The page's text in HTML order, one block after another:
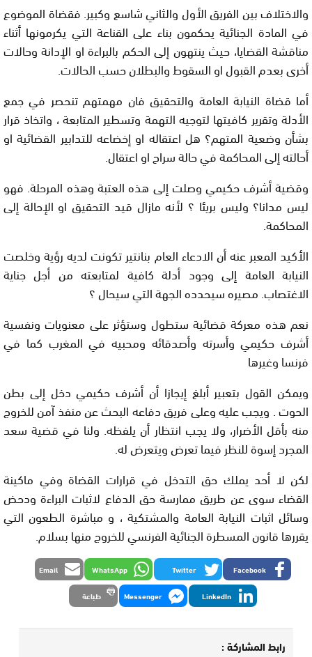
والاختلاف بين الفريق الأول والثاني شاسع وكبير. فقضاة الموضوع
في المادة الجنائية يحكمون بناء على القناعة التي يكرمونها أثناء
مناقشة القضايا، حيث ينتهون إلى الحكم بالبراءة او الإدانة وحالات
أخرى بعدم القبول او السقوط والبطلان حسب الحالات.
أما قضاة النيابة العامة والتحقيق فان مهمتهم تنحصر في جمع
الأدلة وتقرير كافيتها لتوجيه التهمة وتسطير المتابعة ، واتخاذ قرار
بشأن وضعية المتهم؟ هل اعتقاله او إخضاعه للتدابير القضائية او
أحالته إلى المحاكمة في حالة سراح او اعتقال.
وقضية أشرف حكيمي وصلت إلى هذه العتبة وهذه المرحلة. فهو
ليس مدانا؟ وليس بريئا ؟ لأنه مازال قيد التحقيق او الإحالة إلى
المحاكمة.
الأكيد المعبر عنه أن الادعاء العام بنانتير تكونت لديه رؤية وخلصت
النيابة العامة إلى وجود أدلة كافية لمتابعته من أجل جناية
الاغتصاب. مصيره سيحدده الجهة التي سيحال ؟
نعم هذه معركة قضائية ستطول وستؤثر على معنويات ونفسية
أشرف حكيمي وأسرته وأصدقائه ومحبيه في المغرب كما في
فرنسا وغيرها
ويمكن القول بتعبير أبلغ إيجازا أن أشرف حكيمي دخل إلى بطن
الحوت . ويجب عليه وعلى فريق دفاعه البحث عن منفذ آمن للخروج
منه بأقل الأضرار، ولا يجب انتظار أن يلفظه. ولنا في قضية سعد
المجرد إسوة للنظر فيما تعرض ويتعرض له.
لكن لا أحد يملك حق التدخل في قرارات القضاة وفي ماكينة
القضاء سوى عن طريق ممارسة حق الدفاع لاثبات البراءة ودحض
وسائل اثبات النيابة العامة والمشتكية ، و مباشرة الطعون التي
يقررها قانون المسطرة الجنائية الفرنسي للخروج منها بسلام.
Facebook
Twitter
WhatsApp
Email
LinkedIn
Messenger طباعة
رابط المشاركة :